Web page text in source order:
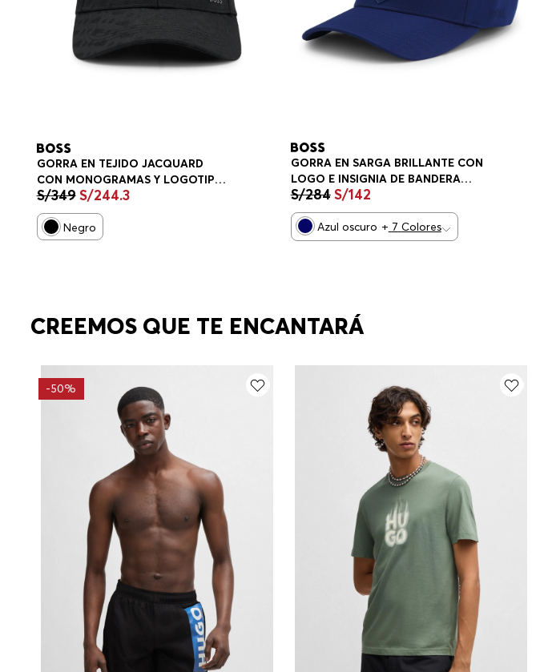
GORRA EN TEJIDO JACQUARD
CON MONOGRAMAS Y LOGOTIPO
DE LETRAS GORRA HOMBRE
S/349 S/244.3
Negro
GORRA EN SARGA BRILLANTE CON
LOGO E INSIGNIA DE BANDERA
NACIONAL GORRA HOMBRE
S/284S/142
Azul oscuro + 7 Colores
CREEMOS QUE TE ENCANTARÁ
-50%